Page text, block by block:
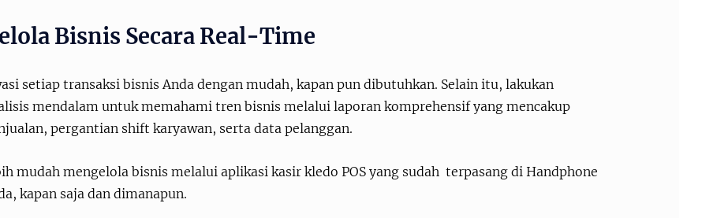
Bisnis Secara Real-Time
setiap transaksi bisnis Anda dengan mudah, kapan pun dibutuhkan. Selain itu, lakukan
mendalam untuk memahami tren bisnis melalui laporan komprehensif yang mencakup
pergantian shift karyawan, serta data pelanggan.
mudah mengelola bisnis melalui aplikasi kasir kledo POS yang sudah terpasang di Handphone
kapan saja dan dimanapun.